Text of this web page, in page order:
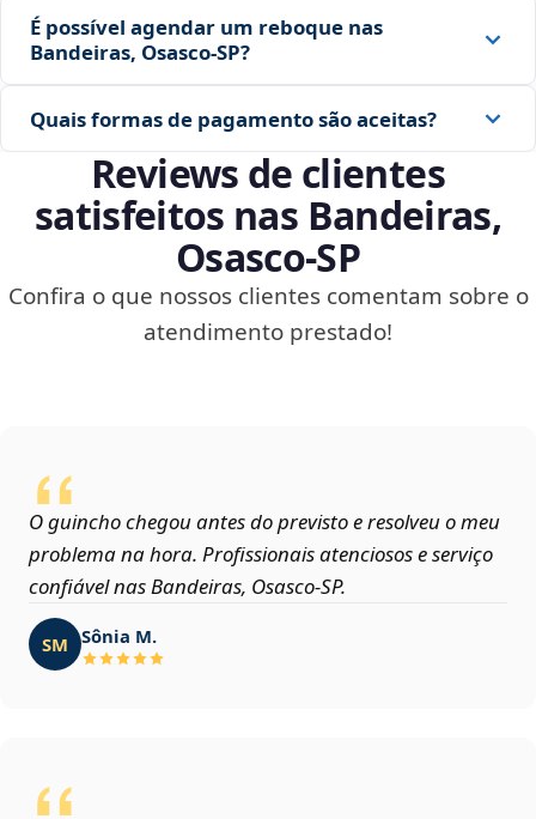
É possível agendar um reboque nas
Bandeiras, Osasco‑SP?
Quais formas de pagamento são aceitas?
Reviews de clientes
satisfeitos nas Bandeiras,
Osasco‑SP
Confira o que nossos clientes comentam sobre o
atendimento prestado!
O guincho chegou antes do previsto e resolveu o meu
problema na hora. Profissionais atenciosos e serviço
confiável nas Bandeiras, Osasco‑SP.
SM Sônia M.